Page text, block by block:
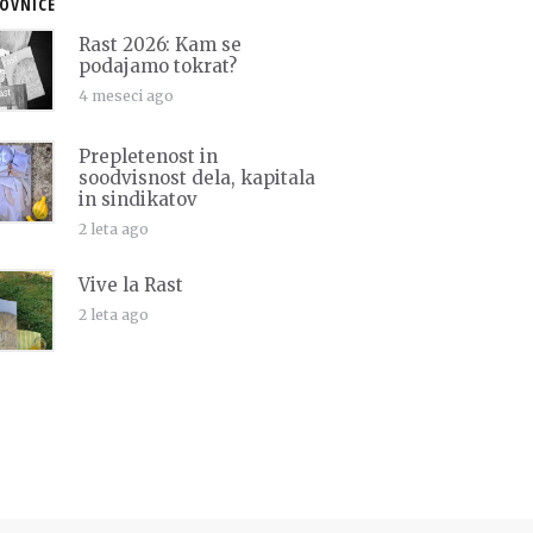
Rast 2026: Kam se
podajamo tokrat?
4 meseci ago
Prepletenost in
soodvisnost dela, kapitala
in sindikatov
2 leta ago
Vive la Rast
2 leta ago